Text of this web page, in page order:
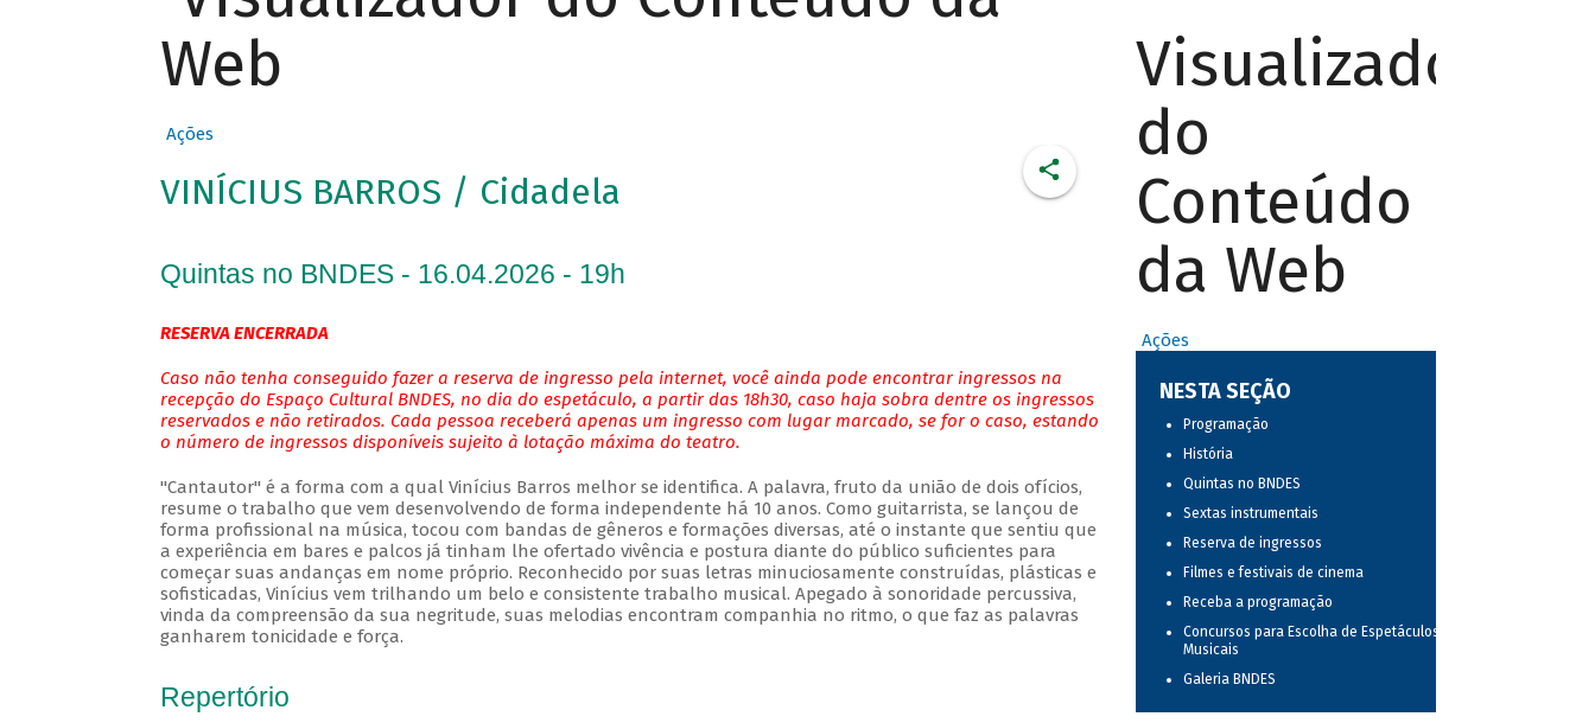
Web
Ações
VINÍCIUS BARROS / Cidadela
Quintas no BNDES - 16.04.2026 - 19h
RESERVA ENCERRADA
Caso não tenha conseguido fazer a reserva de ingresso pela internet, você ainda pode encontrar ingressos na
recepção do Espaço Cultural BNDES, no dia do espetáculo, a partir das 18h30, caso haja sobra dentre os ingressos
reservados e não retirados. Cada pessoa receberá apenas um ingresso com lugar marcado, se for o caso, estando
o número de ingressos disponíveis sujeito à lotação máxima do teatro.
"Cantautor" é a forma com a qual Vinícius Barros melhor se identifica. A palavra, fruto da união de dois ofícios,
resume o trabalho que vem desenvolvendo de forma independente há 10 anos. Como guitarrista, se lançou de
forma profissional na música, tocou com bandas de gêneros e formações diversas, até o instante que sentiu que
a experiência em bares e palcos já tinham lhe ofertado vivência e postura diante do público suficientes para
começar suas andanças em nome próprio. Reconhecido por suas letras minuciosamente construídas, plásticas e
sofisticadas, Vinícius vem trilhando um belo e consistente trabalho musical. Apegado à sonoridade percussiva,
vinda da compreensão da sua negritude, suas melodias encontram companhia no ritmo, o que faz as palavras
ganharem tonicidade e força.
Repertório
Visualizador
do
Conteúdo
da Web
Ações
NESTA SEÇÃO
Programação
História
Quintas no BNDES
Sextas instrumentais
Reserva de ingressos
Filmes e festivais de cinema
Receba a programação
Concursos para Escolha de Espetáculos
Musicais
Galeria BNDES